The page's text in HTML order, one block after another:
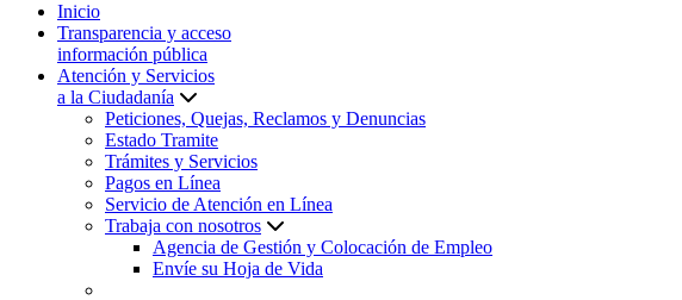
Inicio
Transparencia y acceso
información pública
Atención y Servicios
a la Ciudadanía
Peticiones, Quejas, Reclamos y Denuncias
Estado Tramite
Trámites y Servicios
Pagos en Línea
Servicio de Atención en Línea
Trabaja con nosotros
Agencia de Gestión y Colocación de Empleo
Envíe su Hoja de Vida